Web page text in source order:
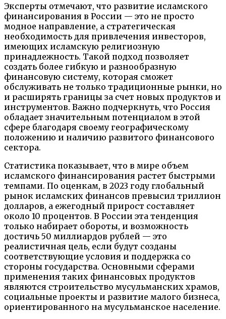
Эксперты отмечают, что развитие исламского
финансирования в России — это не просто
модное направление, а стратегическая
необходимость для привлечения инвесторов,
имеющих исламскую религиозную
принадлежность. Такой подход позволяет
создать более гибкую и разнообразную
финансовую систему, которая сможет
обслуживать не только традиционные рынки, но
и расширять границы за счет новых продуктов и
инструментов. Важно подчеркнуть, что Россия
обладает значительным потенциалом в этой
сфере благодаря своему географическому
положению и наличию развитого финансового
сектора.
Статистика показывает, что в мире объем
исламского финансирования растет быстрыми
темпами. По оценкам, в 2023 году глобальный
рынок исламских финансов превысил триллион
долларов, а ежегодный прирост составляет
около 10 процентов. В России эта тенденция
только набирает обороты, и возможность
достичь 50 миллиардов рублей — это
реалистичная цель, если будут созданы
соответствующие условия и поддержка со
стороны государства. Основными сферами
применения таких финансовых продуктов
являются строительство мусульманских храмов,
социальные проекты и развитие малого бизнеса,
ориентированного на мусульманское население.